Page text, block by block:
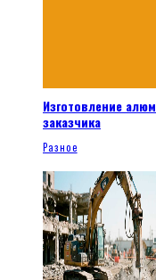
Изготовление
заказчика
Разное